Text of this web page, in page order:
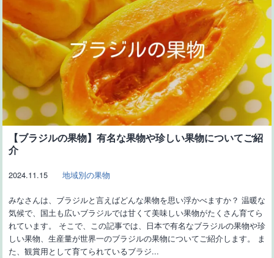
【ブラジルの果物】有名な果物や珍しい果物についてご紹
介
2024.11.15 地域別の果物
みなさんは、ブラジルと言えばどんな果物を思い浮かべますか？ 温暖な
気候で、国土も広いブラジルでは甘くて美味しい果物がたくさん育てら
れています。 そこで、この記事では、日本で有名なブラジルの果物や珍
しい果物、生産量が世界一のブラジルの果物についてご紹介します。 ま
た、観賞用として育てられているブラジ...